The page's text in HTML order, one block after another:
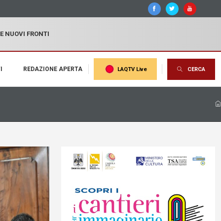
NUOVI FRONTI
REDAZIONE APERTA LAQTV Live CERCA